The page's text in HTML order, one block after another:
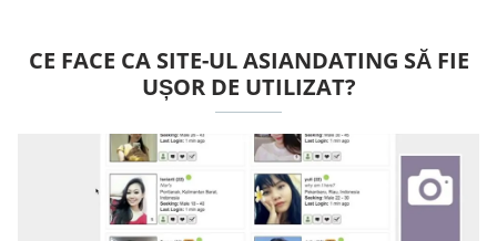
CE FACE CA SITE-UL ASIANDATING SĂ FIE
UȘOR DE UTILIZAT?